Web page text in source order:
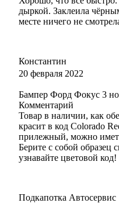
496 - ФАНТОМ
496 - ФАНТОМ
496 - ФАНТОМ
496 - ФАНТОМ
дыркой. Заклеила
месте ничего не
Константин
20 февраля 2022
Бампер Форд Фокус 3
Комментарий
Товар в наличии, как
красит в код Colorado
прилежный, можно
Берите с собой образец
узнавайте цветовой код!
Подкапотка Автосервис